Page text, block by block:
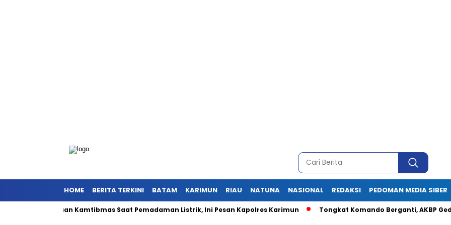
HOME BERITA TERKINI BATAM KARIMUN RIAU NATUNA NASIONAL REDAKSI PEDOMAN MEDIA SIBER
Kamtibmas Saat Pemadaman Listrik, Ini Pesan Kapolres Karimun Tongkat Komando Berganti, AKBP Gede